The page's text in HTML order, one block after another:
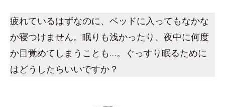
疲れているはずなのに、ベッドに入ってもなかな
か寝つけません。眠りも浅かったり、夜中に何度
か目覚めてしまうことも…。ぐっすり眠るために
はどうしたらいいですか？